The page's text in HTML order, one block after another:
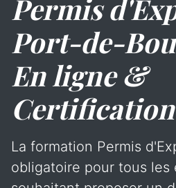
Permis
Port-de-
En ligne &
La formation Permis
obligatoire pour tous les